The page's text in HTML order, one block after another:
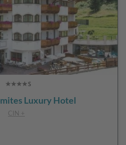
Luxury Hotel
CIN +